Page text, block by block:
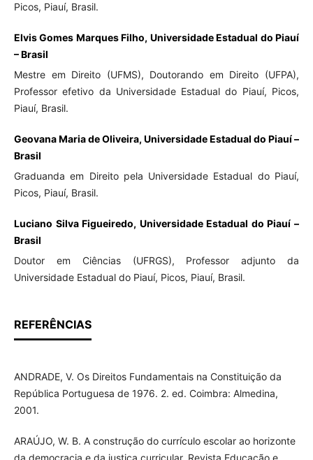
Picos, Piauí, Brasil.
Elvis Gomes Marques Filho, Universidade Estadual do Piauí
– Brasil
Mestre em Direito (UFMS), Doutorando em Direito (UFPA),
Professor efetivo da Universidade Estadual do Piauí, Picos,
Piauí, Brasil.
Geovana Maria de Oliveira, Universidade Estadual do Piauí –
Brasil
Graduanda em Direito pela Universidade Estadual do Piauí,
Picos, Piauí, Brasil.
Luciano Silva Figueiredo, Universidade Estadual do Piauí –
Brasil
Doutor em Ciências (UFRGS), Professor adjunto da
Universidade Estadual do Piauí, Picos, Piauí, Brasil.
REFERÊNCIAS
ANDRADE, V. Os Direitos Fundamentais na Constituição da
República Portuguesa de 1976. 2. ed. Coimbra: Almedina,
2001.
ARAÚJO, W. B. A construção do currículo escolar ao horizonte